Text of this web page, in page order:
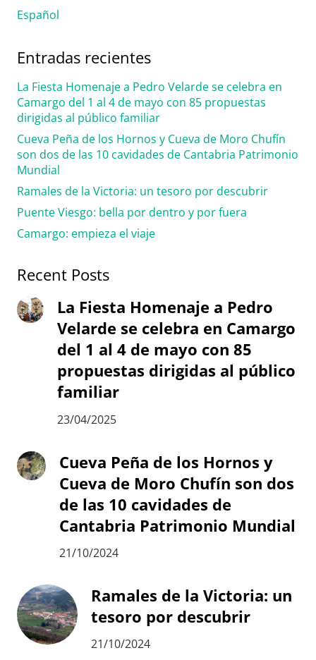
Español
Entradas recientes
La Fiesta Homenaje a Pedro Velarde se celebra en
Camargo del 1 al 4 de mayo con 85 propuestas
dirigidas al público familiar
Cueva Peña de los Hornos y Cueva de Moro Chufín
son dos de las 10 cavidades de Cantabria Patrimonio
Mundial
Ramales de la Victoria: un tesoro por descubrir
Puente Viesgo: bella por dentro y por fuera
Camargo: empieza el viaje
Recent Posts
La Fiesta Homenaje a Pedro
Velarde se celebra en Camargo
del 1 al 4 de mayo con 85
propuestas dirigidas al público
familiar
23/04/2025
Cueva Peña de los Hornos y
Cueva de Moro Chufín son dos
de las 10 cavidades de
Cantabria Patrimonio Mundial
21/10/2024
Ramales de la Victoria: un
tesoro por descubrir
21/10/2024